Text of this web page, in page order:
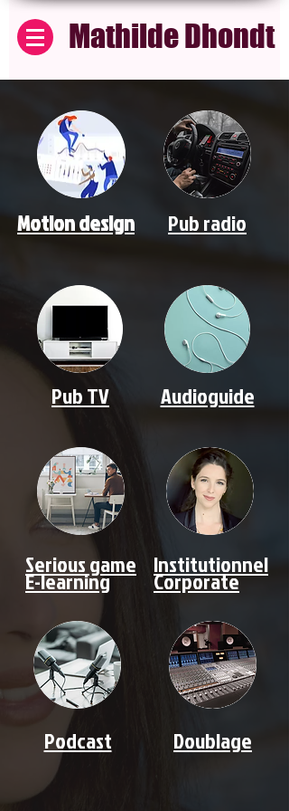
Mathilde Dhondt
Motion design Pub radio
Pub TV Audioguide
Serious game
E-learning
Podcast
Institutionnel
Corporate
Doublage